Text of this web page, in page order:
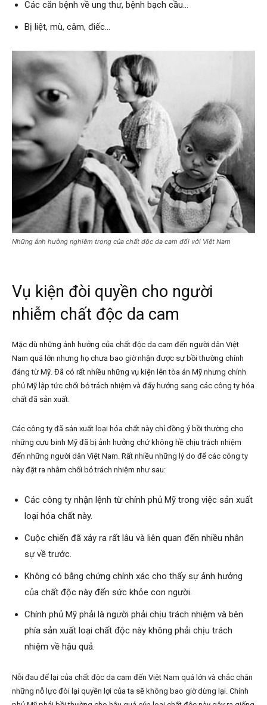
Các căn bệnh về ung thư, bệnh bạch cầu…
Bị liệt, mù, câm, điếc…
Những ảnh hưởng nghiêm trọng của chất độc da cam đối với Việt Nam
Vụ kiện đòi quyền cho người
nhiễm chất độc da cam
Mặc dù những ảnh hưởng của chất độc da cam đến người dân Việt
Nam quá lớn nhưng họ chưa bao giờ nhận được sự bồi thường chính
đáng từ Mỹ. Đã có rất nhiều những vụ kiện lên tòa án Mỹ nhưng chính
phủ Mỹ lập tức chối bỏ trách nhiệm và đẩy hướng sang các công ty hóa
chất đã sản xuất.
Các công ty đã sản xuất loại hóa chất này chỉ đồng ý bồi thường cho
những cựu binh Mỹ đã bị ảnh hưởng chứ không hề chịu trách nhiệm
đến những người dân Việt Nam. Rất nhiều những lý do để các công ty
này đặt ra nhằm chối bỏ trách nhiệm như sau:
Các công ty nhận lệnh từ chính phủ Mỹ trong việc sản xuất
loại hóa chất này.
Cuộc chiến đã xảy ra rất lâu và liên quan đến nhiều nhân
sự về trước.
Không có bằng chứng chính xác cho thấy sự ảnh hưởng
của chất độc này đến sức khỏe con người.
Chính phủ Mỹ phải là người phải chịu trách nhiệm và bên
phía sản xuất loại chất độc này không phải chịu trách
nhiệm về hậu quả.
Nỗi đau để lại của chất độc da cam đến Việt Nam quá lớn và chắc chắn
những nỗ lực đòi lại quyền lợi của ta sẽ không bao giờ dừng lại. Chính